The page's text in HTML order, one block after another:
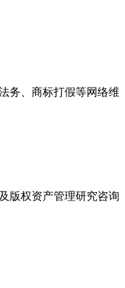
务、商标打假等网络维
版权资产管理研究咨询